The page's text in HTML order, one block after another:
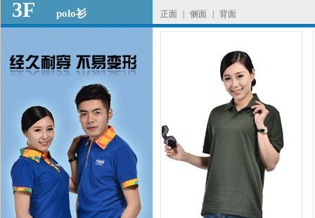
3F polo衫 正面 侧面 背面